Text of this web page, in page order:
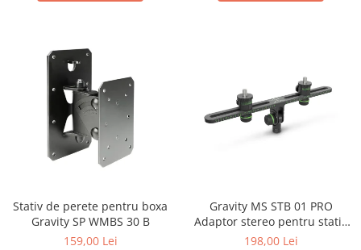
Stativ de perete pentru boxa
Gravity SP WMBS 30 B
159,00 Lei
Gravity MS STB 01 PRO
Adaptor stereo pentru stativ
microfon
198,00 Lei